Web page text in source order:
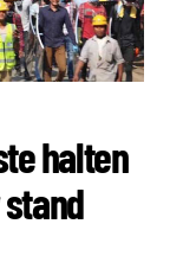
halten